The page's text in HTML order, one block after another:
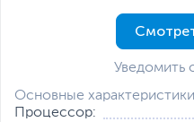
Основные
Процессор:
Уведомить